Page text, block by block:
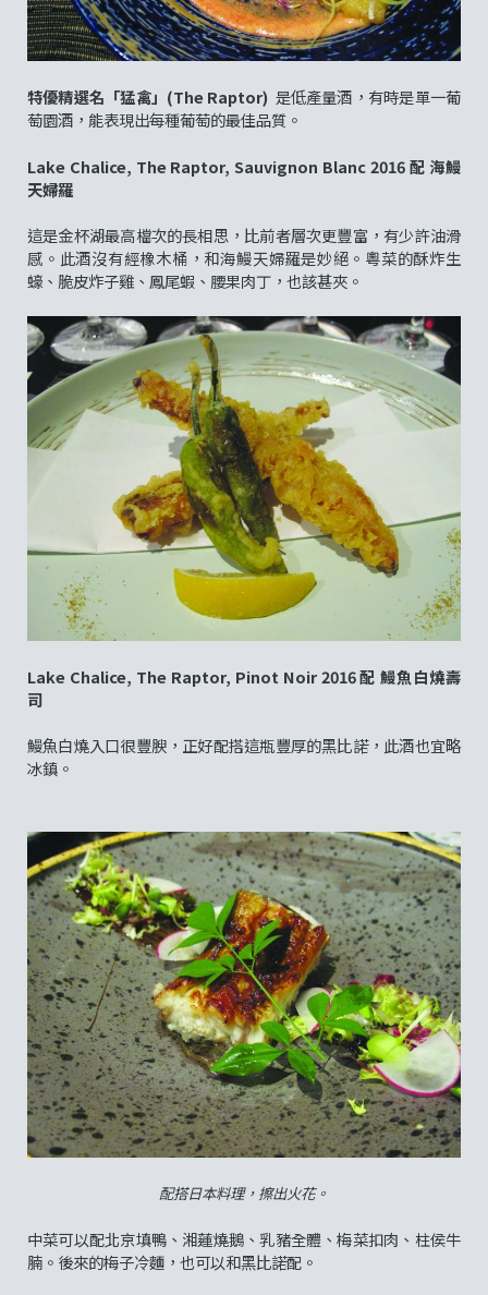
特優精選名「猛禽」(The Raptor) 是低產量酒，有時是單一葡
萄園酒，能表現出每種葡萄的最佳品質。
Lake Chalice, The Raptor, Sauvignon Blanc 2016 配 海鰻
天婦羅
這是金杯湖最高檔次的長相思，比前者層次更豐富，有少許油滑
感。此酒沒有經橡木桶，和海鰻天婦羅是妙絕。粵菜的酥炸生
蠔、脆皮炸子雞、鳳尾蝦、腰果肉丁，也該甚夾。
Lake Chalice, The Raptor, Pinot Noir 2016 配 鰻魚白燒壽
司
鰻魚白燒入口很豐腴，正好配搭這瓶豐厚的黑比諾，此酒也宜略
冰鎮。
配搭日本料理，擦出火花。
中菜可以配北京填鴨、湘蓮燒鵝、乳豬全體、梅菜扣肉、柱侯牛
腩。後來的梅子冷麵，也可以和黑比諾配。